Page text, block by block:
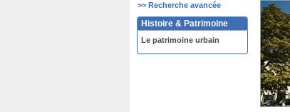
>> Recherche avancée
Histoire & Patrimoine
Le patrimoine urbain